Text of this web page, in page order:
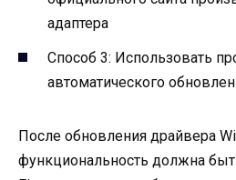
адаптера
Способ 3: Использовать
автоматического
После обновления драйвера
функциональность должна